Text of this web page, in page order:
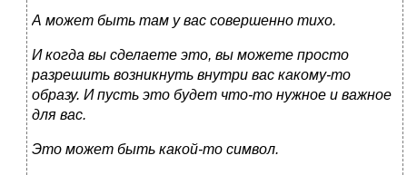
А может быть там у вас совершенно тихо.
И когда вы сделаете это, вы можете просто
разрешить возникнуть внутри вас какому-то
образу. И пусть это будет что-то нужное и важное
для вас.
Это может быть какой-то символ.